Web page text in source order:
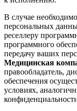
В случае
персональных
реселлеру
программного
передачу ваших
Медицинская
правообладатель,
обеспечения
условиях,